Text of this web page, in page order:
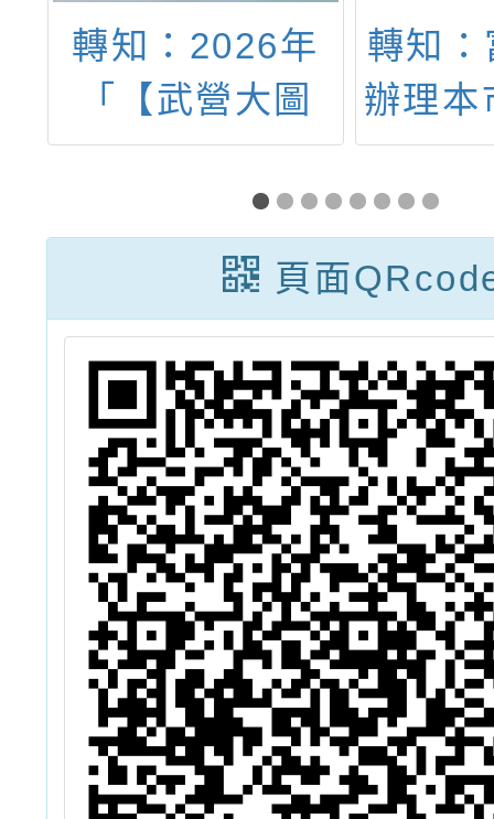
轉知：富岡國小
辦理本市13區種
子教師增能研習
「環教體驗-衝
出末日封鎖線」
函轉
署辦
度全
育人
賽（
球、
賽規
請
頁面